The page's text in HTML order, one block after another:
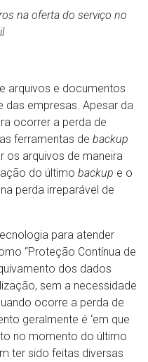
na oferta do serviço no
arquivos e documentos
das empresas. Apesar da
ocorrer a perda de
ferramentas de backup
os arquivos de maneira
do último backup e o
perda irreparável de
para atender
“Proteção Contínua de
dos dados
sem a necessidade
ocorre a perda de
geralmente é ‘em que
no momento do último
ter sido feitas diversas